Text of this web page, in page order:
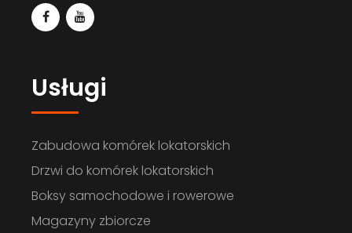
Zabudowa systemowa
Usługi
Zabudowa komórek lokatorskich
Drzwi do komórek lokatorskich
Boksy samochodowe i rowerowe
Magazyny zbiorcze